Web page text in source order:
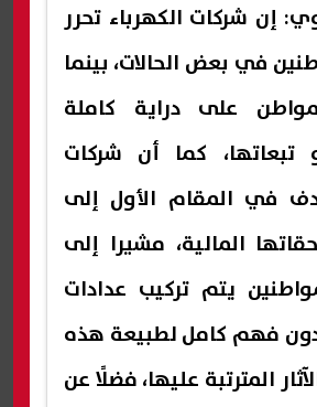
إن شركات الكهرباء تحرر
في بعض الحالات، بينما
على دراية كاملة
تبعاتها، كما أن شركات
في المقام الأول إلى
المالية، مشيرا إلى
يتم تركيب عدادات
فهم كامل لطبيعة هذه
المترتبة عليها، فضلًا عن